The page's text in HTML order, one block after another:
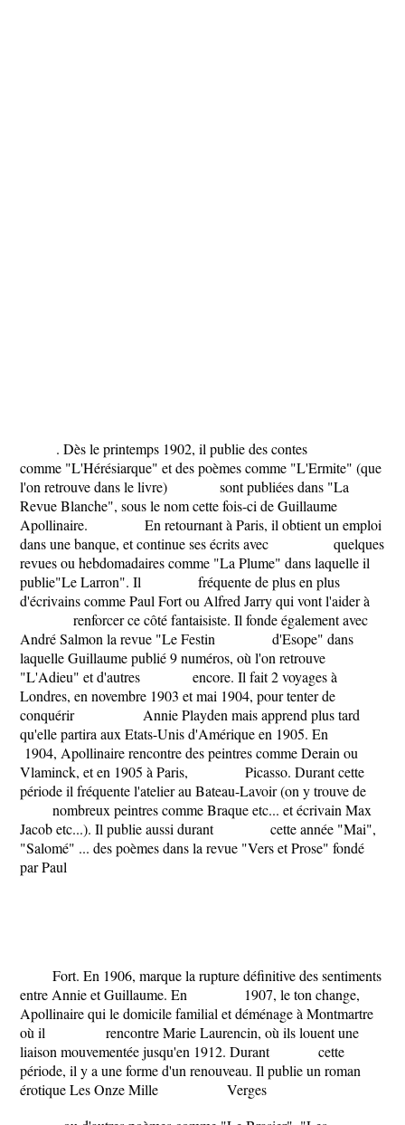
​ . Dès le printemps 1902, il publie des contes
comme ​"L'Hérésiarque" et des poèmes comme ​"L'Ermite" (que
l'on retrouve dans le livre) sont publiées dans "La
Revue Blanche", sous le nom cette fois-ci de Guillaume
Apollinaire. En retournant à Paris, il obtient un emploi
dans une banque, et continue ses écrits avec quelques
revues ou hebdomadaires comme "La Plume" dans laquelle il
publie​"Le Larron"​. Il fréquente de plus en plus
d'écrivains comme Paul Fort ou Alfred Jarry qui vont l'aider à
renforcer ce côté fantaisiste. Il fonde également avec
André Salmon la revue "Le Festin d'Esope" dans
laquelle Guillaume publié 9 numéros, où l'on retrouve ​
"L'Adieu" et d'autres encore. Il fait 2 voyages à
Londres, en novembre 1903 et mai 1904, pour tenter de
conquérir Annie Playden mais apprend plus tard
qu'elle partira aux Etats-Unis d'Amérique en 1905. En
1904, Apollinaire rencontre des peintres comme Derain ou
Vlaminck, et en 1905 à Paris, Picasso. Durant cette
période il fréquente l'atelier au Bateau-Lavoir (on y trouve de
nombreux peintres comme Braque etc... et écrivain Max
Jacob etc...). Il publie aussi durant cette année ​"Mai"​, ​
"Salomé" ... des poèmes dans la revue "Vers et Prose" fondé
par Paul
Fort. En 1906, marque la rupture définitive des sentiments
entre Annie et Guillaume. En 1907, le ton change,
Apollinaire qui le domicile familial et déménage à Montmartre
où il rencontre Marie Laurencin, où ils louent une
liaison mouvementée jusqu'en 1912. Durant cette
période, il y a une forme d'un renouveau. Il publie un roman
érotique ​Les Onze Mille Verges